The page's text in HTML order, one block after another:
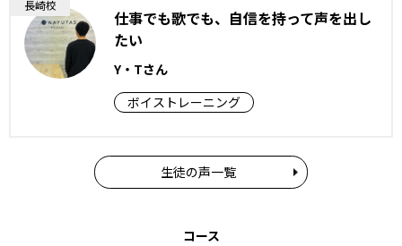
長崎校
仕事でも歌でも、自信を持って声を出し
たい
Y・Tさん
ボイストレーニング
生徒の声一覧
コース